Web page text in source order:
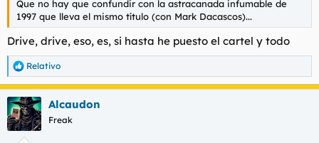
Que no hay que confundir con la astracanada infumable de
1997 que lleva el mismo título (con Mark Dacascos)...
Drive, drive, eso, es, si hasta he puesto el cartel y todo
R
e
a
c
c
i
Relativo
Alcaudon
Freak